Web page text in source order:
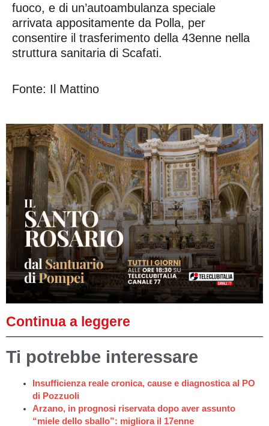
fuoco, e di un’autoambulanza speciale
arrivata appositamente da Polla, per
consentire il trasferimento della 43enne nella
struttura sanitaria di Scafati.
Fonte: Il Mattino
Continua a leggere
Ti potrebbe interessare
Insufficienza reale cronica, cause e diagnostica al PO
di Pozzuoli
Arzano, in prognosi riservata dopo aver assunto
“miele dello sballo”: migliora il 17enne